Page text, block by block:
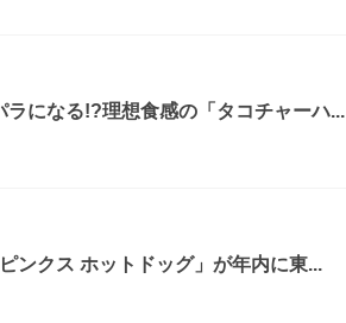
ラになる!?理想食感の「タコチャーハ...
ンクス ホットドッグ」が年内に東...